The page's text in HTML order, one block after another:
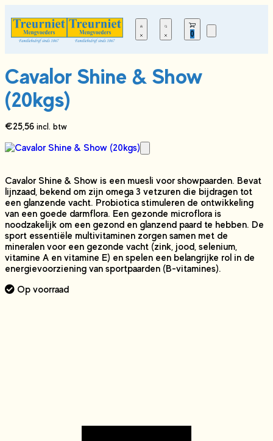
0
Cavalor Shine & Show
(20kgs)
€25,56 incl. btw
Cavalor Shine & Show is een muesli voor showpaarden. Bevat
lijnzaad, bekend om zijn omega 3 vetzuren die bijdragen tot
een glanzende vacht. Probiotica stimuleren de ontwikkeling
van een goede darmflora. Een gezonde microflora is
noodzakelijk om een gezond en glanzend paard te hebben. De
sport essentiële multivitaminen zorgen samen met de
mineralen voor een gezonde vacht (zink, jood, selenium,
vitamine A en vitamine E) en spelen een belangrijke rol in de
energievoorziening van sportpaarden (B-vitamines).
Op voorraad